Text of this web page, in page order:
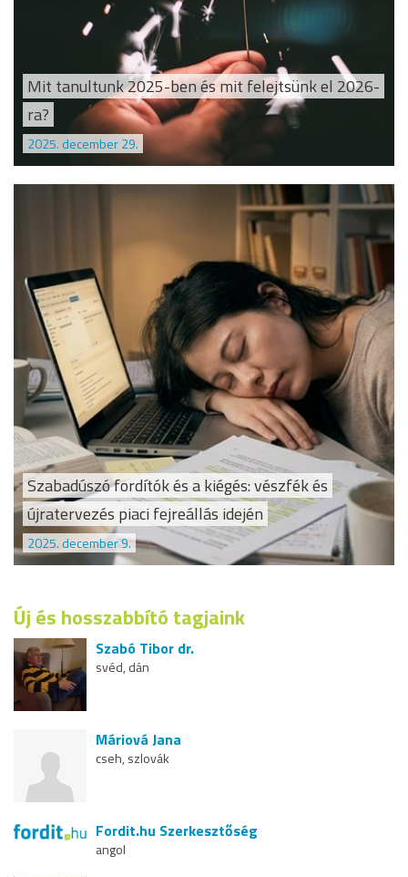
Mit tanultunk 2025-ben és mit felejtsünk el 2026-
ra?
2025. december 29.
Szabadúszó fordítók és a kiégés: vészfék és
újratervezés piaci fejreállás idején
2025. december 9.
Új és hosszabbító tagjaink
Szabó Tibor dr.
svéd, dán
Máriová Jana
cseh, szlovák
Fordit.hu Szerkesztőség
angol